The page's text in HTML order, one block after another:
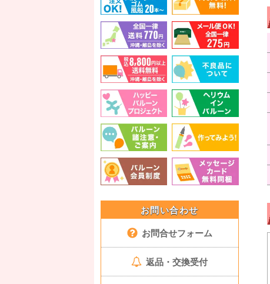
お問い合わせ
お問合せフォーム
返品・交換受付